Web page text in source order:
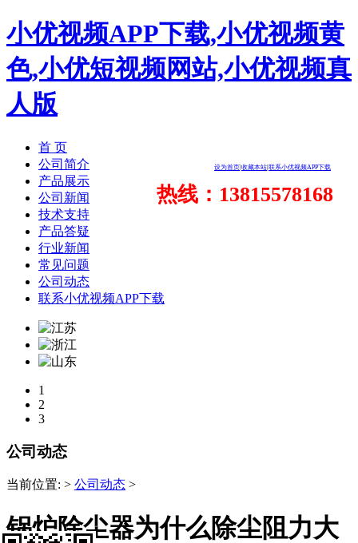
小优视频APP下载,小优视频黄
色,小优短视频网站,小优视频真
人版
设为首页 收藏本站 联系小优视频APP下载
热线：13815578168
首 页
公司简介
产品展示
公司新闻
技术支持
产品答疑
行业新闻
常见问题
公司动态
联系小优视频APP下载
1
2
3
公司动态
当前位置: > 公司动态 >
锅炉除尘器为什么除尘阻力大